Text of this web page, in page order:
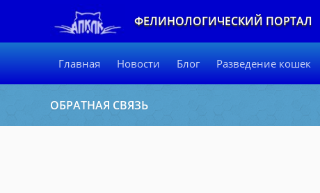
ФЕЛИНОЛОГИЧЕСКИЙ ПОРТАЛ
Главная Новости Блог Разведение кошек
ОБРАТНАЯ СВЯЗЬ